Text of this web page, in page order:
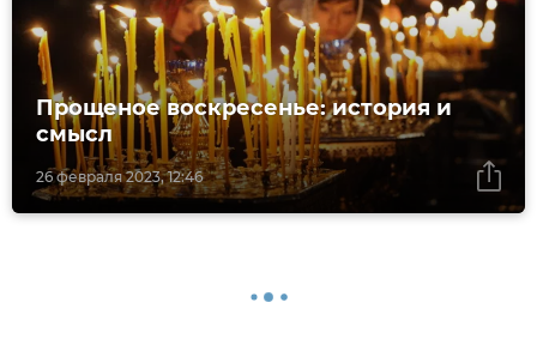
26 февраля 2023, 12:46
Прощеное воскресенье: история и
смысл